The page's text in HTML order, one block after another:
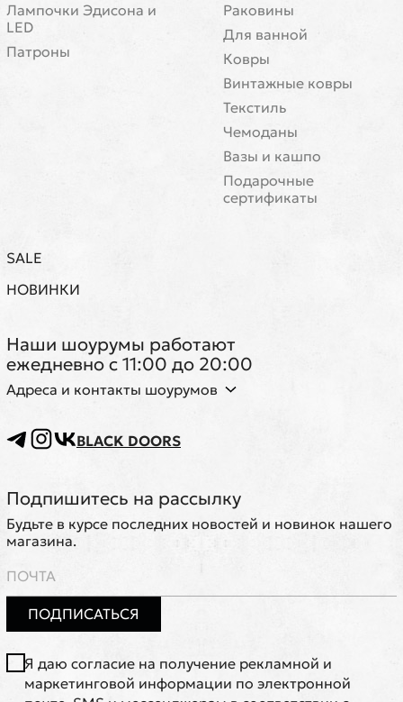
Лампочки Эдисона и
LED
Патроны
Раковины
Для ванной
Ковры
Винтажные ковры
Текстиль
Чемоданы
Вазы и кашпо
Подарочные
сертификаты
SALE
НОВИНКИ
Наши шоурумы работают
ежедневно с 11:00 до 20:00
Адреса и контакты шоурумов
BLACK DOORS
Подпишитесь на рассылку
Будьте в курсе последних новостей и новинок нашего
магазина.
ПОДПИСАТЬСЯ
Я даю согласие на получение рекламной и
маркетинговой информации по электронной